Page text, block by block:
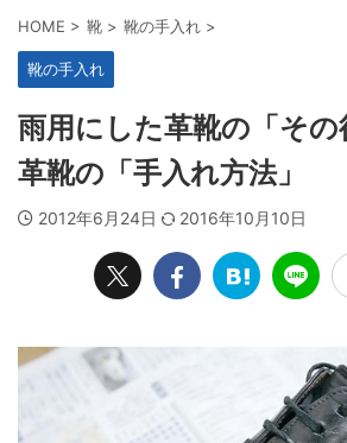
HOME > 靴 > 靴の手入れ >
靴の手入れ
雨用にした革靴の「その
革靴の「手入れ方法」
2012年6月24日 2016年10月10日